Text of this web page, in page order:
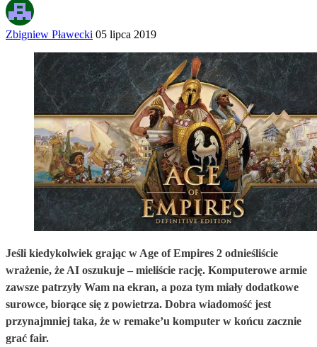
Zbigniew Pławecki 05 lipca 2019
Jeśli kiedykolwiek grając w Age of Empires 2 odnieśliście
wrażenie, że AI oszukuje – mieliście rację. Komputerowe armie
zawsze patrzyły Wam na ekran, a poza tym miały dodatkowe
surowce, biorące się z powietrza. Dobra wiadomość jest
przynajmniej taka, że w remake’u komputer w końcu zacznie
grać fair.